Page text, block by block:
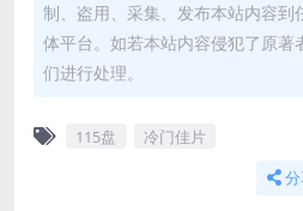
制、盗用、采集、发布本站内容到
体平台。如若本站内容侵犯了原著
们进行处理。
115盘 冷门佳片